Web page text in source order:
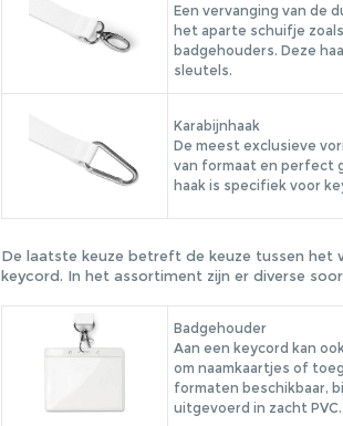
Een vervanging van de
het aparte schuifje
badgehouders. Deze
sleutels.
Karabijnhaak
De meest exclusieve
van formaat en perfect
haak is specifiek voor
De laatste keuze betreft de keuze tussen
keycord. In het assortiment zijn er diverse
Badgehouder
Aan een keycord kan
om naamkaartjes of
formaten beschikbaar,
uitgevoerd in zacht